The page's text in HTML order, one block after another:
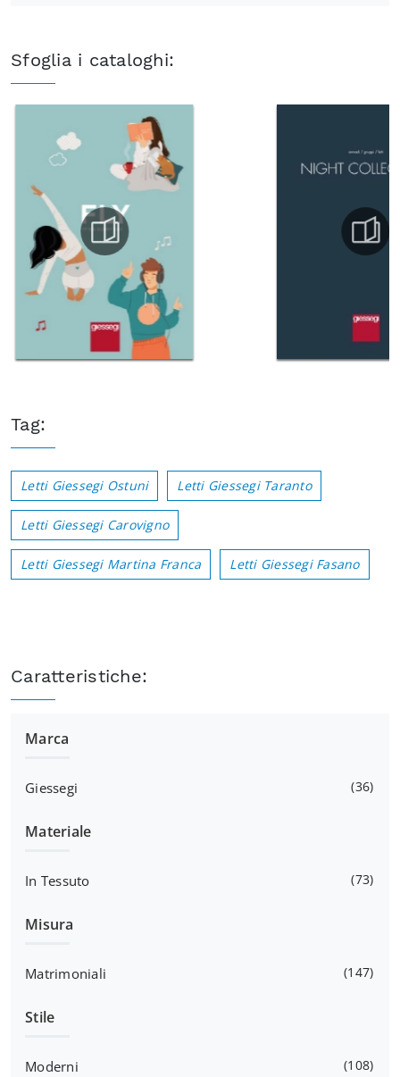
Sfoglia i cataloghi:
Tag:
Letti Giessegi Ostuni Letti Giessegi Taranto
Letti Giessegi Carovigno
Letti Giessegi Martina Franca Letti Giessegi Fasano
Caratteristiche:
Marca
Giessegi 36
Materiale
In Tessuto 73
Misura
Matrimoniali 147
Stile
Moderni 108